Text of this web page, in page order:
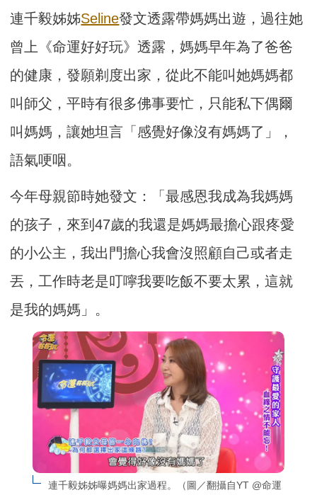
連千毅姊姊Seline發文透露帶媽媽出遊，過往她
曾上《命運好好玩》透露，媽媽早年為了爸爸
的健康，發願剃度出家，從此不能叫她媽媽都
叫師父，平時有很多佛事要忙，只能私下偶爾
叫媽媽，讓她坦言「感覺好像沒有媽媽了」，
語氣哽咽。
今年母親節時她發文：「最感恩我成為我媽媽
的孩子，來到47歲的我還是媽媽最擔心跟疼愛
的小公主，我出門擔心我會沒照顧自己或者走
丟，工作時老是叮嚀我要吃飯不要太累，這就
是我的媽媽」。
連千毅姊姊曝媽媽出家過程。（圖／翻攝自YT @命運